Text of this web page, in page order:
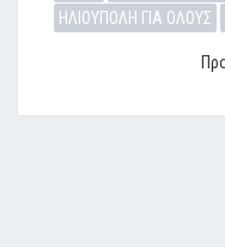
ΗΛΙΟΥΠΟΛΗ ΓΙΑ ΟΛΟΥΣ